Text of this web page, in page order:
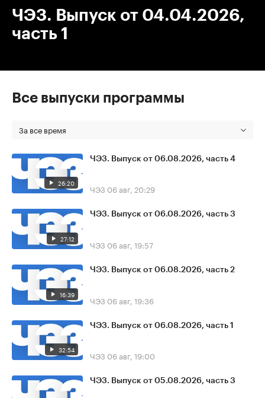
ЧЭЗ. Выпуск от 04.04.2026,
часть 1
Все выпуски программы
За все время
26:20
ЧЭЗ. Выпуск от 06.08.2026, часть 4
ЧЭЗ 06 авг, 20:29
27:12
ЧЭЗ. Выпуск от 06.08.2026, часть 3
ЧЭЗ 06 авг, 19:57
16:39
ЧЭЗ. Выпуск от 06.08.2026, часть 2
ЧЭЗ 06 авг, 19:36
32:54
ЧЭЗ. Выпуск от 06.08.2026, часть 1
ЧЭЗ 06 авг, 19:00
ЧЭЗ. Выпуск от 05.08.2026, часть 3